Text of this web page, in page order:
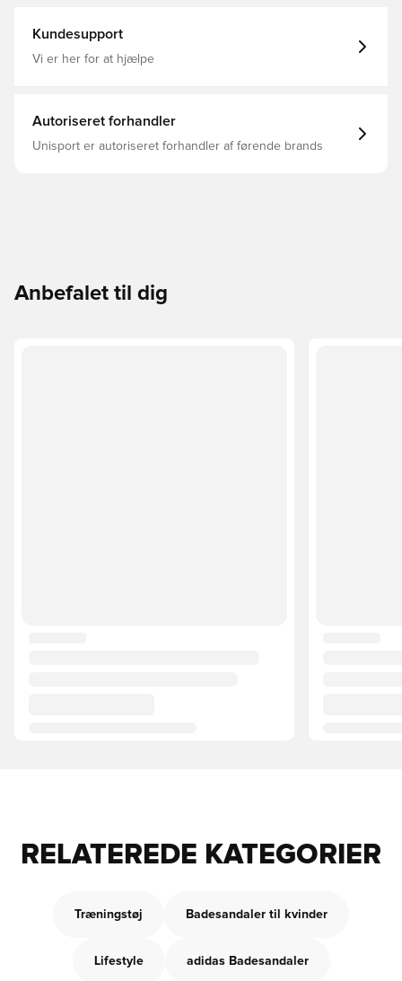
Kundesupport
Vi er her for at hjælpe
Autoriseret forhandler
Unisport er autoriseret forhandler af førende brands
Anbefalet til dig
RELATEREDE KATEGORIER
Træningstøj Badesandaler til kvinder
Lifestyle adidas Badesandaler